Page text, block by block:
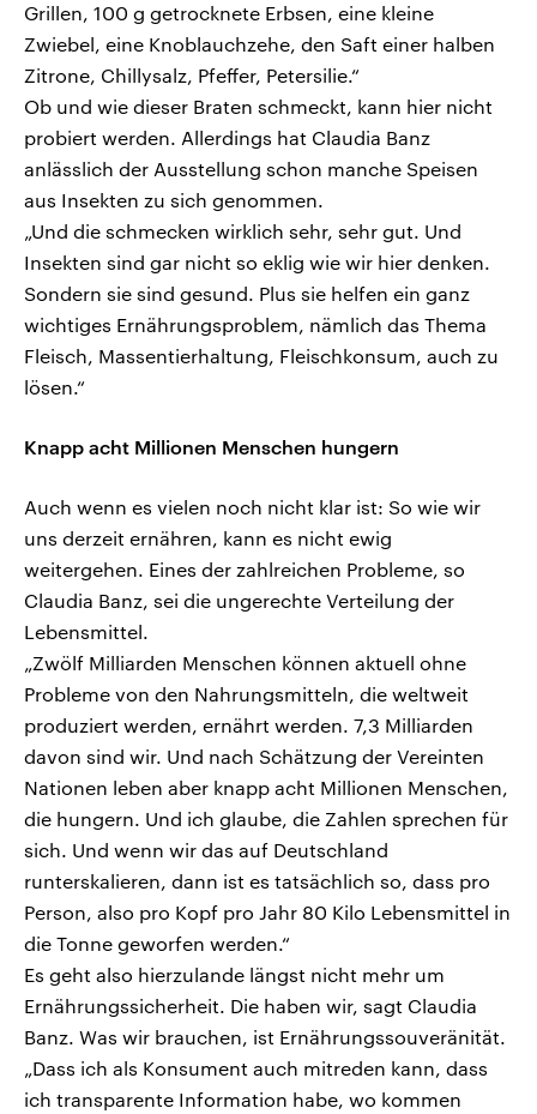
Grillen, 100 g getrocknete Erbsen, eine kleine
Zwiebel, eine Knoblauchzehe, den Saft einer halben
Zitrone, Chillysalz, Pfeffer, Petersilie.“
Ob und wie dieser Braten schmeckt, kann hier nicht
probiert werden. Allerdings hat Claudia Banz
anlässlich der Ausstellung schon manche Speisen
aus Insekten zu sich genommen.
„Und die schmecken wirklich sehr, sehr gut. Und
Insekten sind gar nicht so eklig wie wir hier denken.
Sondern sie sind gesund. Plus sie helfen ein ganz
wichtiges Ernährungsproblem, nämlich das Thema
Fleisch, Massentierhaltung, Fleischkonsum, auch zu
lösen.“
Knapp acht Millionen Menschen hungern
Auch wenn es vielen noch nicht klar ist: So wie wir
uns derzeit ernähren, kann es nicht ewig
weitergehen. Eines der zahlreichen Probleme, so
Claudia Banz, sei die ungerechte Verteilung der
Lebensmittel.
„Zwölf Milliarden Menschen können aktuell ohne
Probleme von den Nahrungsmitteln, die weltweit
produziert werden, ernährt werden. 7,3 Milliarden
davon sind wir. Und nach Schätzung der Vereinten
Nationen leben aber knapp acht Millionen Menschen,
die hungern. Und ich glaube, die Zahlen sprechen für
sich. Und wenn wir das auf Deutschland
runterskalieren, dann ist es tatsächlich so, dass pro
Person, also pro Kopf pro Jahr 80 Kilo Lebensmittel in
die Tonne geworfen werden.“
Es geht also hierzulande längst nicht mehr um
Ernährungssicherheit. Die haben wir, sagt Claudia
Banz. Was wir brauchen, ist Ernährungssouveränität.
„Dass ich als Konsument auch mitreden kann, dass
ich transparente Information habe, wo kommen